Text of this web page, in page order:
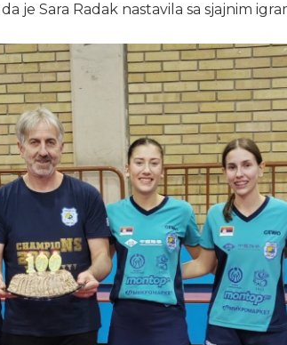
je Sara Radak nastavila sa sjajnim